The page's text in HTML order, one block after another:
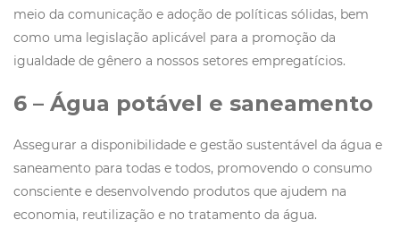
meio da comunicação e adoção de políticas sólidas, bem
como uma legislação aplicável para a promoção da
igualdade de gênero a nossos setores empregatícios.
6 – Água potável e saneamento
Assegurar a disponibilidade e gestão sustentável da água e
saneamento para todas e todos, promovendo o consumo
consciente e desenvolvendo produtos que ajudem na
economia, reutilização e no tratamento da água.